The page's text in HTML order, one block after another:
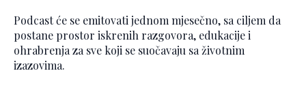
Podcast će se emitovati jednom mjesečno, sa ciljem da
postane prostor iskrenih razgovora, edukacije i
ohrabrenja za sve koji se suočavaju sa životnim
izazovima.